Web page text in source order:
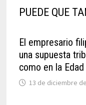
PUEDE QUE
El empresario
una supuesta
como en la
13 de diciembre